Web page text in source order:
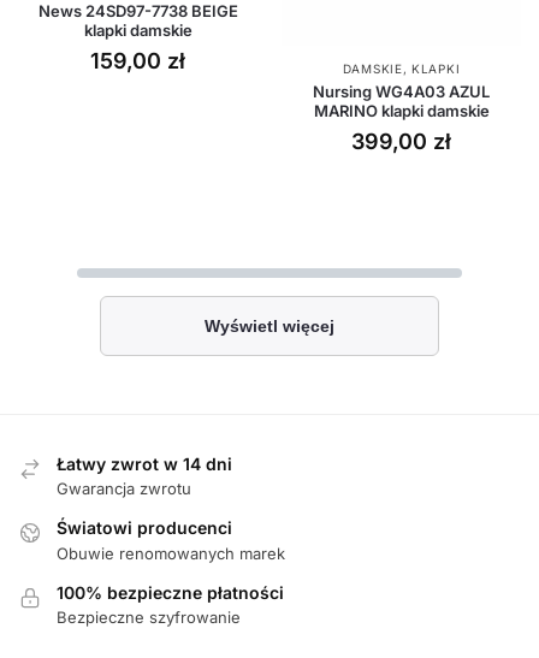
News 24SD97-7738 BEIGE
klapki damskie
159,00 zł DAMSKIE,KLAPKI
Nursing WG4A03 AZUL
MARINO klapki damskie
399,00 zł
Wyświetl więcej
Łatwy zwrot w 14 dni
Gwarancja zwrotu
Światowi producenci
Obuwie renomowanych marek
100% bezpieczne płatności
Bezpieczne szyfrowanie